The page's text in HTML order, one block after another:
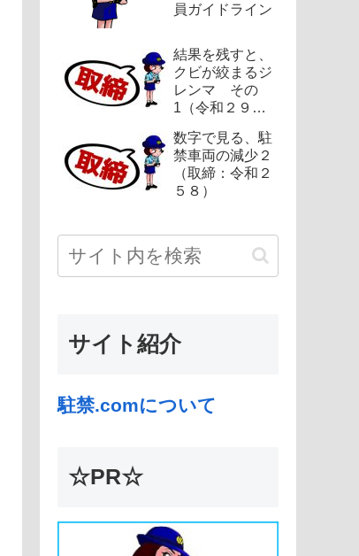
員ガイドライン
結果を残すと、
クビが絞まるジ
レンマ その
1（令和２９
数字で見る、駐
禁車両の減少２
（取締：令和２
５８）
サイト紹介
駐禁.comについて
☆PR☆